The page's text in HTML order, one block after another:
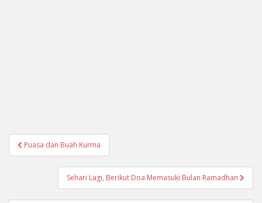
Navigasi
pos
Puasa dan Buah Kurma
Sehari Lagi, Berikut Doa Memasuki Bulan Ramadhan